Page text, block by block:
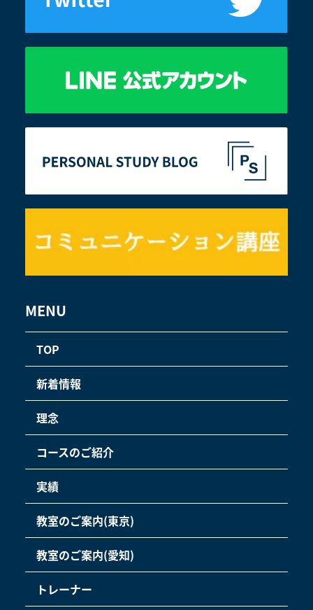
MENU
TOP
新着情報
理念
コースのご紹介
実績
教室のご案内(東京)
教室のご案内(愛知)
トレーナー